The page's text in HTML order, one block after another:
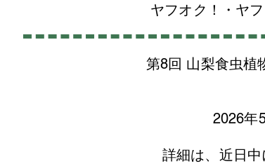
ヤフオク！・ヤ
第8回 山梨食虫植
2026年
詳細は、近日中